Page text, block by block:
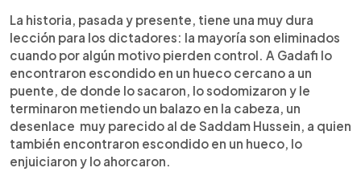
La historia, pasada y presente, tiene una muy dura
lección para los dictadores: la mayoría son eliminados
cuando por algún motivo pierden control. A Gadafi lo
encontraron escondido en un hueco cercano a un
puente, de donde lo sacaron, lo sodomizaron y le
terminaron metiendo un balazo en la cabeza, un
desenlace muy parecido al de Saddam Hussein, a quien
también encontraron escondido en un hueco, lo
enjuiciaron y lo ahorcaron.